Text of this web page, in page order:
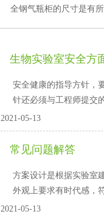
全钢气瓶柜的尺寸是有所区
生物实验室安全方
安全健康的指导方针
针还必须与工程师提交
2021-05-13
常见问题解答
方案设计是根据实验室建
外观上要求有时代感，符
2021-05-13